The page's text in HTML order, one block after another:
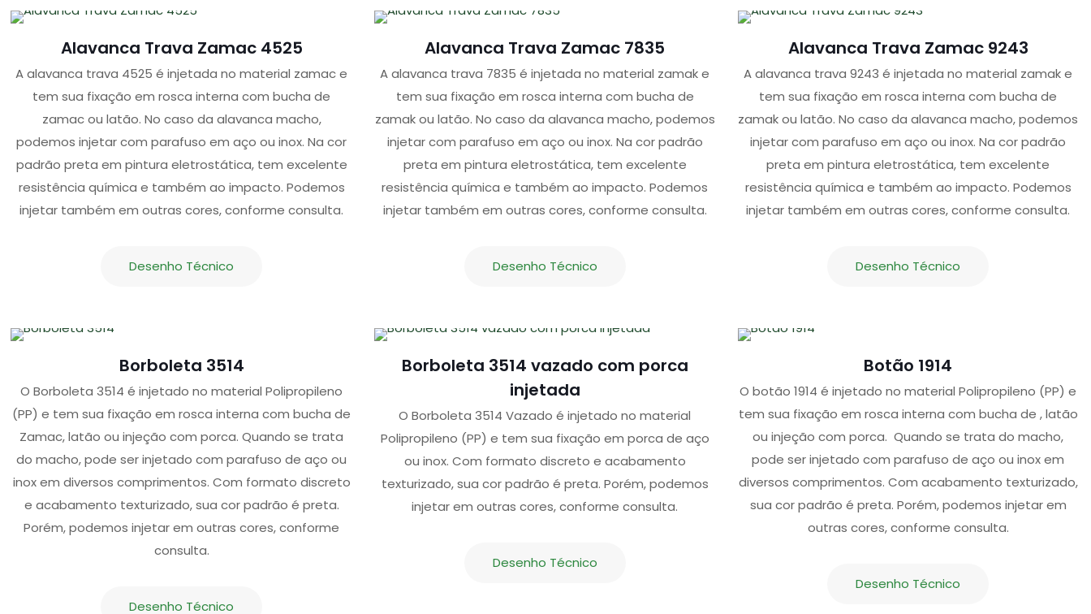
Alavanca Trava Zamac 4525
A alavanca trava 4525 é injetada no material zamac e
tem sua fixação em rosca interna com bucha de
zamac ou latão. No caso da alavanca macho,
podemos injetar com parafuso em aço ou inox. Na cor
padrão preta em pintura eletrostática, tem excelente
resistência química e também ao impacto. Podemos
injetar também em outras cores, conforme consulta.
Desenho Técnico
Alavanca Trava Zamac 7835
A alavanca trava 7835 é injetada no material zamak e
tem sua fixação em rosca interna com bucha de
zamak ou latão. No caso da alavanca macho, podemos
injetar com parafuso em aço ou inox. Na cor padrão
preta em pintura eletrostática, tem excelente
resistência química e também ao impacto. Podemos
injetar também em outras cores, conforme consulta.
Desenho Técnico
Alavanca Trava Zamac 9243
A alavanca trava 9243 é injetada no material zamak e
tem sua fixação em rosca interna com bucha de
zamak ou latão. No caso da alavanca macho, podemos
injetar com parafuso em aço ou inox. Na cor padrão
preta em pintura eletrostática, tem excelente
resistência química e também ao impacto. Podemos
injetar também em outras cores, conforme consulta.
Desenho Técnico
Borboleta 3514
O Borboleta 3514 é injetado no material Polipropileno
(PP) e tem sua fixação em rosca interna com bucha de
Zamac, latão ou injeção com porca. Quando se trata
do macho, pode ser injetado com parafuso de aço ou
inox em diversos comprimentos. Com formato discreto
e acabamento texturizado, sua cor padrão é preta.
Porém, podemos injetar em outras cores, conforme
consulta.
Desenho Técnico
Borboleta 3514 vazado com porca
injetada
O Borboleta 3514 Vazado é injetado no material
Polipropileno (PP) e tem sua fixação em porca de aço
ou inox. Com formato discreto e acabamento
texturizado, sua cor padrão é preta. Porém, podemos
injetar em outras cores, conforme consulta.
Desenho Técnico
Botão 1914
O botão 1914 é injetado no material Polipropileno (PP) e
tem sua fixação em rosca interna com bucha de , latão
ou injeção com porca. Quando se trata do macho,
pode ser injetado com parafuso de aço ou inox em
diversos comprimentos. Com acabamento texturizado,
sua cor padrão é preta. Porém, podemos injetar em
outras cores, conforme consulta.
Desenho Técnico